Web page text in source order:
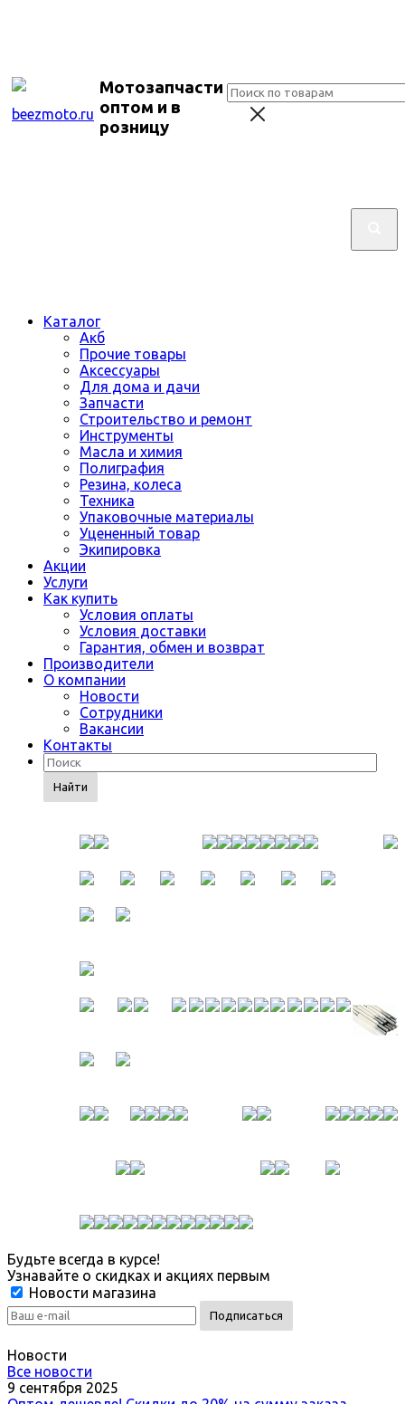
Мотозапчасти
оптом и в
розницу
Каталог
Акб
Прочие товары
Аксессуары
Для дома и дачи
Запчасти
Строительство и ремонт
Инструменты
Масла и химия
Полиграфия
Резина, колеса
Техника
Упаковочные материалы
Уцененный товар
Экипировка
Акции
Услуги
Как купить
Условия оплаты
Условия доставки
Гарантия, обмен и возврат
Производители
О компании
Новости
Сотрудники
Вакансии
Контакты
Найти
Будьте всегда в курсе!
Узнавайте о скидках и акциях первым
Новости магазина
Новости
Все новости
9 сентября 2025